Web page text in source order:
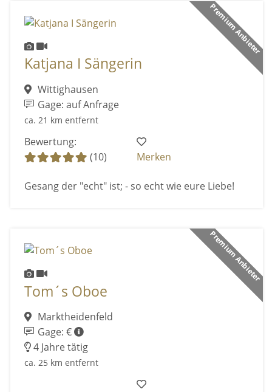
Premium Anbieter
Katjana I Sängerin
Wittighausen
Gage: auf Anfrage
ca. 21 km entfernt
Bewertung:
(10)
Merken
Gesang der "echt" ist; - so echt wie eure Liebe!
Premium Anbieter
Tom´s Oboe
Marktheidenfeld
Gage: €
4 Jahre tätig
ca. 25 km entfernt